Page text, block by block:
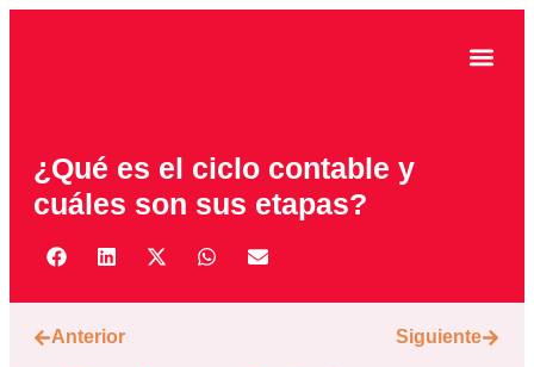
¿Qué es el ciclo contable y
cuáles son sus etapas?
Anterior Siguiente